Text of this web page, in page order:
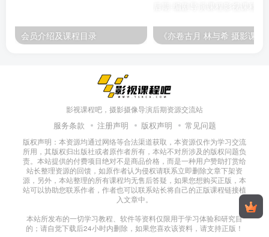
会员介绍及课程目录
影视课程吧，摄影摄像导演后期资源交流站
服务条款 注册声明 版权声明 常见问题
版权声明：本资源均通过网络等合法渠道获取，本资源仅作为学习交流
所用，其版权归出版社或者原作者所有，本站不对所涉及的版权问题负
责。本站提供的付费项目绝对不是商品价格，而是一种用户赞助打赏给
站长整理资源的回馈，如原作者认为侵权请联系立即删除文章下架资
源，另外，本站整理的所有课程均无售后答疑，如果您想购买正版，本
站可以协助您联系作者，作者也可以联系站长将自己的正版课程链接植
入文章中。
本站所发布的一切学习教程、软件等资料仅限用于学习体验和研究目
的；请自觉下载后24小时内删除，如果您喜欢该资料，请支持正版！